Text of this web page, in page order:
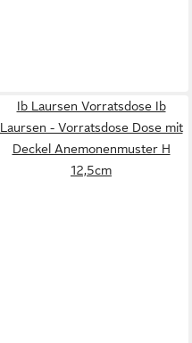
Ib Laursen Vorratsdose Ib
Laursen - Vorratsdose Dose mit
Deckel Anemonenmuster H
12,5cm